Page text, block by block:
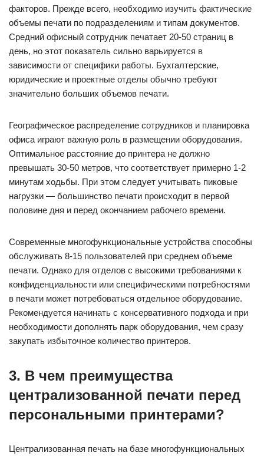
факторов. Прежде всего, необходимо изучить фактические
объемы печати по подразделениям и типам документов.
Средний офисный сотрудник печатает 20-50 страниц в
день, но этот показатель сильно варьируется в
зависимости от специфики работы. Бухгалтерские,
юридические и проектные отделы обычно требуют
значительно больших объемов печати.
Географическое распределение сотрудников и планировка
офиса играют важную роль в размещении оборудования.
Оптимальное расстояние до принтера не должно
превышать 30-50 метров, что соответствует примерно 1-2
минутам ходьбы. При этом следует учитывать пиковые
нагрузки — большинство печати происходит в первой
половине дня и перед окончанием рабочего времени.
Современные многофункциональные устройства способны
обслуживать 8-15 пользователей при среднем объеме
печати. Однако для отделов с высокими требованиями к
конфиденциальности или специфическими потребностями
в печати может потребоваться отдельное оборудование.
Рекомендуется начинать с консервативного подхода и при
необходимости дополнять парк оборудования, чем сразу
закупать избыточное количество принтеров.
3. В чем преимущества
централизованной печати перед
персональными принтерами?
Централизованная печать на базе многофункциональных